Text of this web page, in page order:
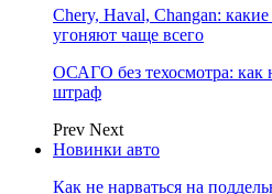
Chery, Haval, Changan:
угоняют чаще всего
ОСАГО без техосмотра: как
штраф
Prev Next
Новинки авто
Как не нарваться на